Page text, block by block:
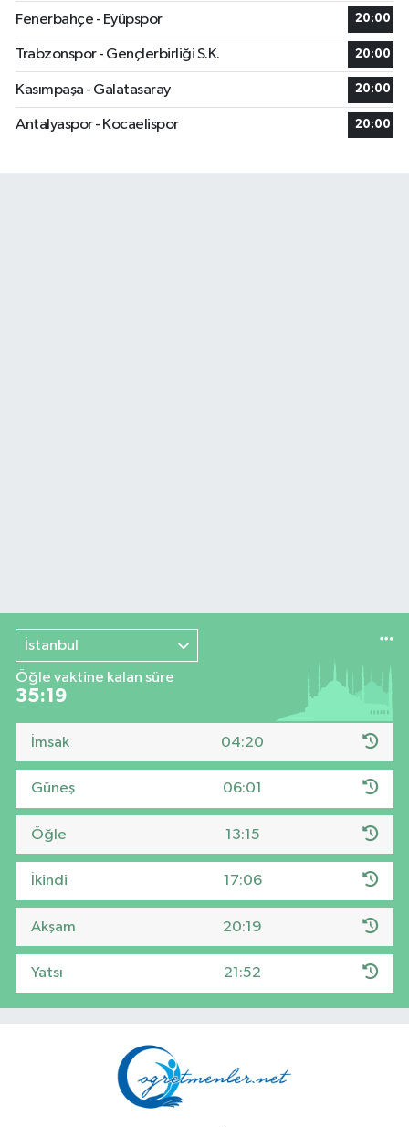
Fenerbahçe - Eyüpspor 20:00
Trabzonspor - Gençlerbirliği S.K. 20:00
Kasımpaşa - Galatasaray 20:00
Antalyaspor - Kocaelispor 20:00
İstanbul
Öğle vaktine kalan süre
35:18
İmsak 04:20
Güneş 06:01
Öğle 13:15
İkindi 17:06
Akşam 20:19
Yatsı 21:52